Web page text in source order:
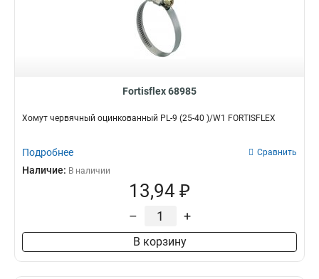
Fortisflex 68985
Хомут червячный оцинкованный PL-9 (25-40 )/W1 FORTISFLEX
Подробнее Сравнить
Наличие: В наличии
13,94 ₽
– +
В корзину